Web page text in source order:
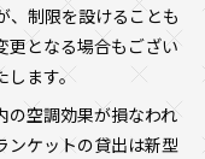
制限を設けることも
更となる場合もござい
ます。
の空調効果が損なわれ
ンケットの貸出は新型